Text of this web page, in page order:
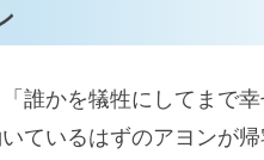
誰かを犠牲にしてまで
ているはずのアヨンが